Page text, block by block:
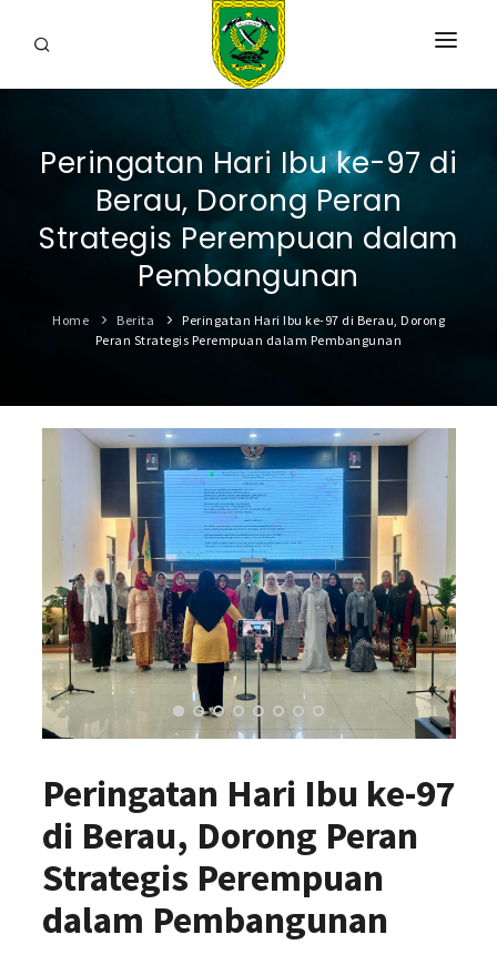
PROFIL
INFORMASI
LAYANAN
SARANA & PRASARANA
DATA TERBUKA
BERITA
Peringatan Hari Ibu ke-97 di
Berau, Dorong Peran
Strategis Perempuan dalam
Pembangunan
Home Berita
Peringatan Hari Ibu ke-97 di Berau, Dorong
Peran Strategis Perempuan dalam Pembangunan
Peringatan Hari Ibu ke-97
di Berau, Dorong Peran
Strategis Perempuan
dalam Pembangunan